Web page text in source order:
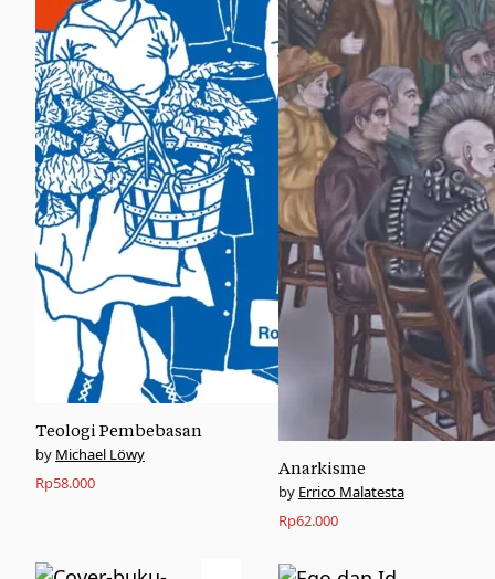
Teologi Pembebasan
Michael Löwy
Rp58.000
Anarkisme
Errico Malatesta
Rp62.000